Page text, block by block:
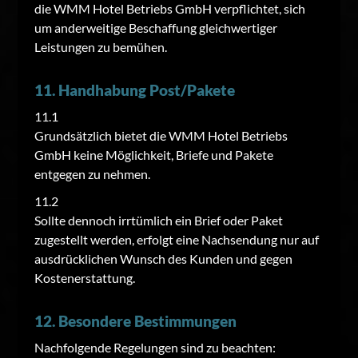
die WMM Hotel Betriebs GmbH verpflichtet, sich
um anderweitige Beschaffung gleichwertiger
Leistungen zu bemühen.
11. Handhabung Post/Pakete
11.1
Grundsätzlich bietet die WMM Hotel Betriebs
GmbH keine Möglichkeit, Briefe und Pakete
entgegen zu nehmen.
11.2
Sollte dennoch irrtümlich ein Brief oder Paket
zugestellt werden, erfolgt eine Nachsendung nur auf
ausdrücklichen Wunsch des Kunden und gegen
Kostenerstattung.
12. Besondere Bestimmungen
Nachfolgende Regelungen sind zu beachten: